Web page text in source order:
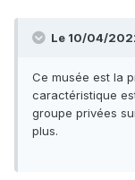
Le 10/04/
Ce musée est la
caractéristique
groupe privées
plus.